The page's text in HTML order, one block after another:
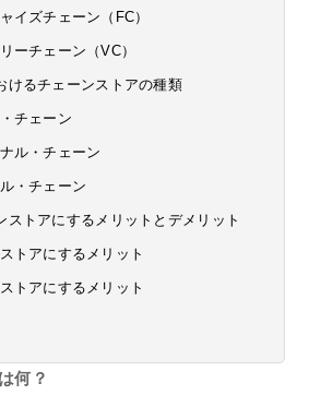
イズチェーン（FC）
ーチェーン（VC）
けるチェーンストアの種類
チェーン
ル・チェーン
・チェーン
ストアにするメリットとデメリット
トアにするメリット
トアにするメリット
何？